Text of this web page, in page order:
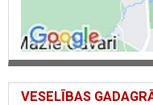
VESELĪBAS